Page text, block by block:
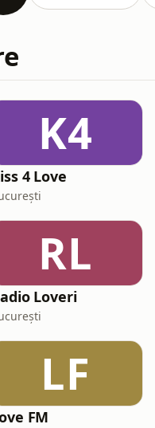
K4
4 Love
RL
Loveri
LF
FM